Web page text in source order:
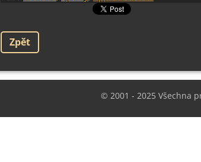
Zpět
© 2001 - 2025 Všechna